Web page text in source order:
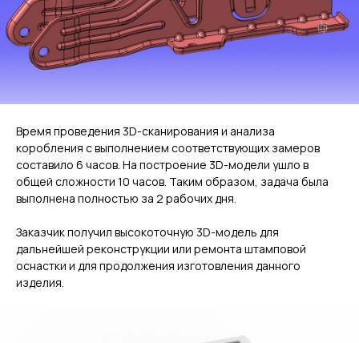
Время проведения 3D-cканирования и анализа
коробления с выполнением соответствующих замеров
составило 6 часов. На построение 3D-модели ушло в
общей сложности 10 часов. Таким образом, задача была
выполнена полностью за 2 рабочих дня.
Заказчик получил высокоточную 3D-модель для
дальнейшей реконструкции или ремонта штамповой
оснастки и для продолжения изготовления данного
изделия.